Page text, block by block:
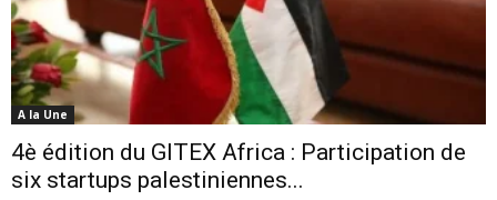
A la Une
4è édition du GITEX Africa : Participation de
six startups palestiniennes...